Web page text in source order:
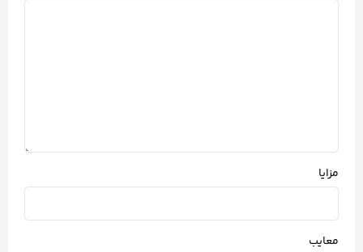
مزایا
معایب